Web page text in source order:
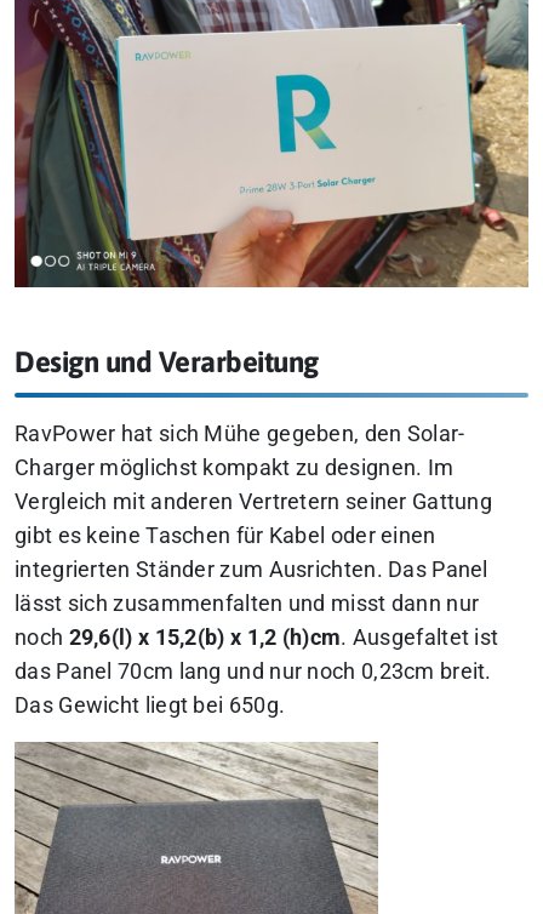
Design und Verarbeitung
RavPower hat sich Mühe gegeben, den Solar-
Charger möglichst kompakt zu designen. Im
Vergleich mit anderen Vertretern seiner Gattung
gibt es keine Taschen für Kabel oder einen
integrierten Ständer zum Ausrichten. Das Panel
lässt sich zusammenfalten und misst dann nur
noch 29,6(l) x 15,2(b) x 1,2 (h)cm. Ausgefaltet ist
das Panel 70cm lang und nur noch 0,23cm breit.
Das Gewicht liegt bei 650g.